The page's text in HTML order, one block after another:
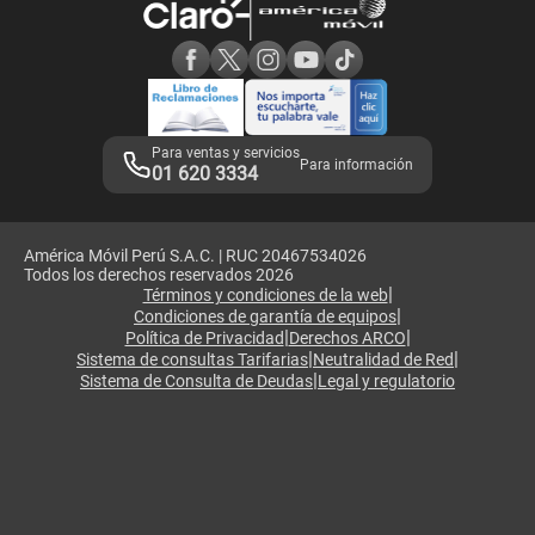
Adquirientes iPhone 6, 6S y SE
Mensaje de Seguridad
Términos y Condiciones de Tienda Claro
Libro de Reclamaciones
Legales de marketplace
Para ventas y servicios
01 620 3334 Para información
América Móvil Perú S.A.C. | RUC 20467534026
Todos los derechos reservados 2026
Términos y condiciones de la web|
Condiciones de garantía de equipos|
Política de Privacidad|Derechos ARCO|
Sistema de consultas Tarifarias|Neutralidad de Red|
Sistema de Consulta de Deudas|Legal y regulatorio